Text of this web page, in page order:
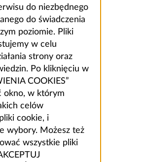
do niezbędnego
do świadczenia
poziomie. Pliki
w celu
strony oraz
Po kliknięciu w
COOKIES”
okno, w którym
celów
cookie, i
wybory. Możesz też
wszystkie pliki